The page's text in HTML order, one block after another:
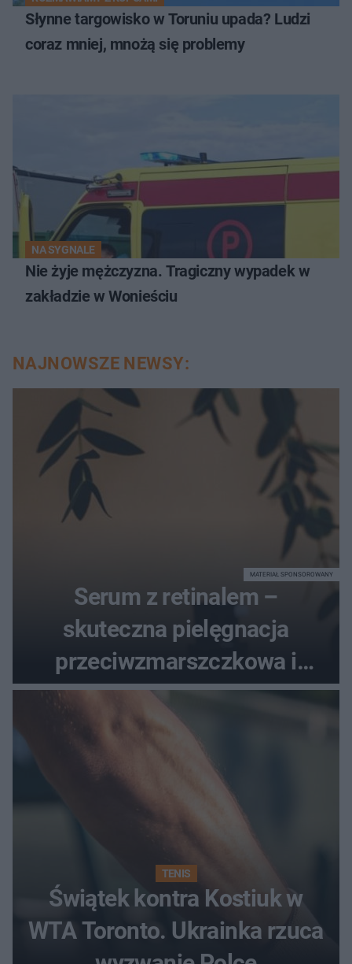
Słynne targowisko w Toruniu upada? Ludzi
coraz mniej, mnożą się problemy
NA SYGNALE
Nie żyje mężczyzna. Tragiczny wypadek w
zakładzie w Wonieściu
NAJNOWSZE NEWSY:
Serum z retinalem –
skuteczna pielęgnacja
przeciwzmarszczkowa i
regenerująca
MATERIAŁ SPONSOROWANY
TENIS
Świątek kontra Kostiuk w
WTA Toronto. Ukrainka rzuca